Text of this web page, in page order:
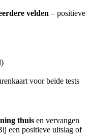
velden – positieve
voor beide tests
thuis en vervangen
een positieve uitslag of